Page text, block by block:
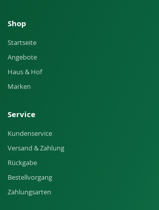
Shop
Startseite
Angebote
Haus & Hof
Marken
Service
Kundenservice
Versand & Zahlung
Rückgabe
Bestellvorgang
Zahlungsarten